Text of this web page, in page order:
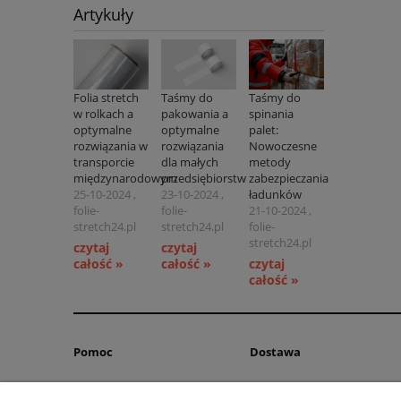
Artykuły
Folia stretch
w rolkach a
optymalne
rozwiązania w
transporcie
międzynarodowym
25-10-2024 ,
folie-
stretch24.pl
czytaj
całość »
Taśmy do
pakowania a
optymalne
rozwiązania
dla małych
przedsiębiorstw
23-10-2024 ,
folie-
stretch24.pl
czytaj
całość »
Taśmy do
spinania
palet:
Nowoczesne
metody
zabezpieczania
ładunków
21-10-2024 ,
folie-
stretch24.pl
czytaj
całość »
Pomoc
Jak kupować
Dostawa
Dostępność produktów